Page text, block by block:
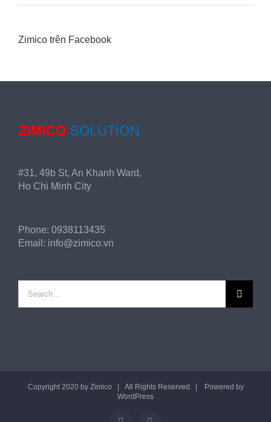
Zimico trên Facebook
#31, 49b St, An Khanh Ward,
Ho Chi Minh City
Phone: 0938113435
Email: info@zimico.vn
for:
Copyright 2020 by Zimico | All Rights Reserved | Powered by
WordPress